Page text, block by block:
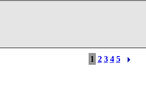
1 2 3 4 5